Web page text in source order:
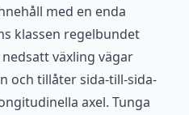
med en enda
klassen regelbundet
växling vägar
och tillåter sida-till-sida-
axel. Tunga